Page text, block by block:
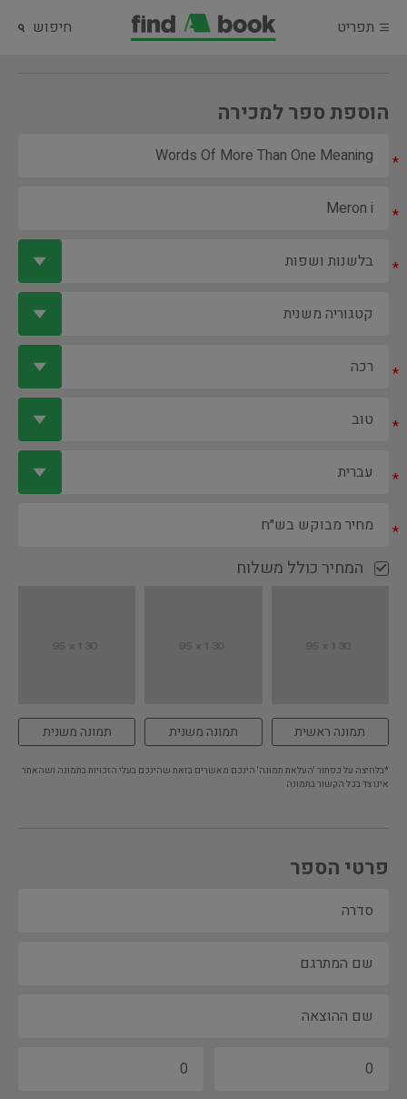
תפריט חיפוש
הוספת ספר למכירה
*
*
*
*
*
*
*
המחיר כולל משלוח
תמונה ראשית תמונה משנית תמונה משנית
*בלחיצה על כפתור 'העלאת תמונה' הינכם מאשרים בזאת שהינכם בעלי הזכויות בתמונה ושהאתר
אינו צד בכל הקשור בתמונה
פרטי הספר